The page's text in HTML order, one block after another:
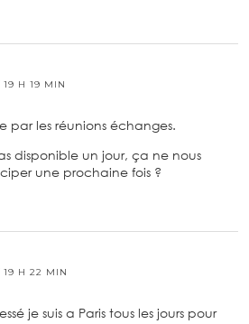
19 H 19 MIN
par les réunions échanges.
disponible un jour, ça ne nous
une prochaine fois ?
19 H 22 MIN
je suis a Paris tous les jours pour